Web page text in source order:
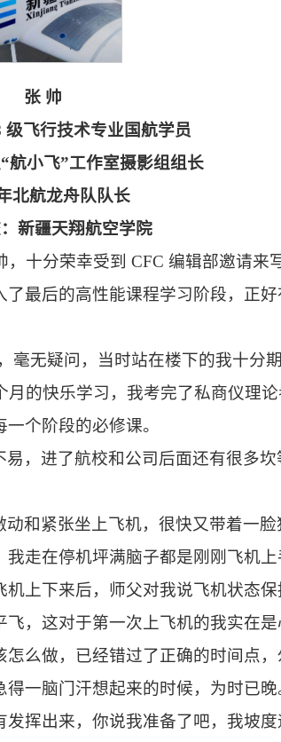
张 帅
级飞行技术专业国航学员
航小飞”工作室摄影组组长
北航龙舟队队长
新疆天翔航空学院
十分荣幸受到 CFC 编辑部邀请来
最后的高性能课程学习阶段，正
无疑问，当时站在楼下的我十分
的快乐学习，我考完了私商仪理论
个阶段的必修课。
，进了航校和公司后面还有很多
和紧张坐上飞机，很快又带着一
走在停机坪满脑子都是刚刚飞机
上下来后，师父对我说飞机状态
，这对于第一次上飞机的我实在
么做，已经错过了正确的时间点
一脑门汗想起来的时候，为时已
挥出来，你说我准备了吧，我坡